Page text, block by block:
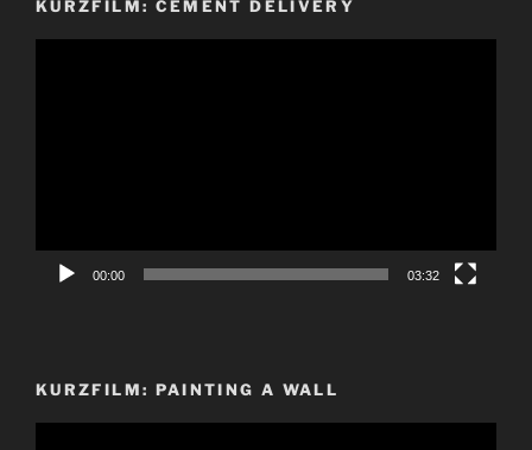
KURZFILM: CEMENT DELIVERY
00:00 03:32
KURZFILM: PAINTING A WALL